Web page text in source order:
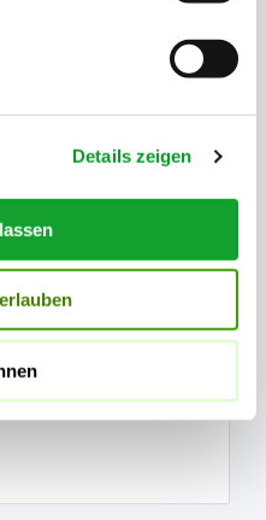
Details zeigen
vollständige